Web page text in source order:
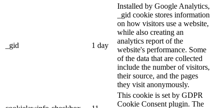
_gid 1 day
Installed by Google Analytics,
_gid cookie stores information
on how visitors use a website,
while also creating an
analytics report of the
website's performance. Some
of the data that are collected
include the number of visitors,
their source, and the pages
they visit anonymously.
This cookie is set by GDPR
Cookie Consent plugin. The